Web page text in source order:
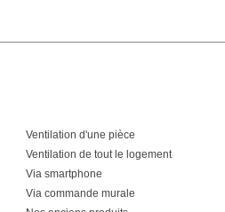
Ventilation d'une pièce
Ventilation de tout le logement
Via smartphone
Via commande murale